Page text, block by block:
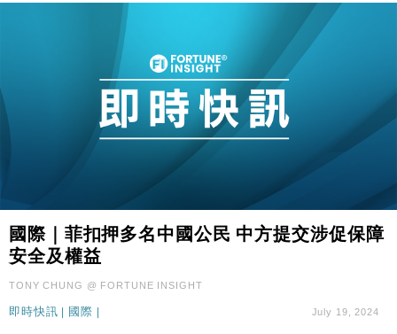
國際｜菲扣押多名中國公民 中方提交涉促保障
安全及權益
TONY CHUNG @ FORTUNE INSIGHT
即時快訊 | 國際 | July 19, 2024